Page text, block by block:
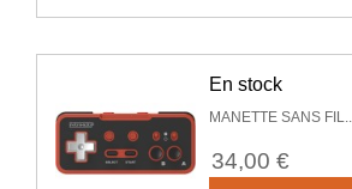
En stock
MANETTE SANS
34,00 €